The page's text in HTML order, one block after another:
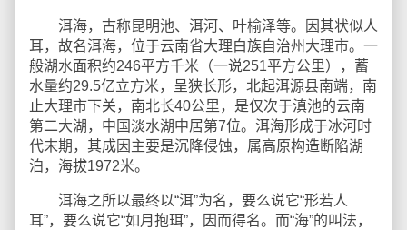
洱海，古称昆明池、洱河、叶榆泽等。因其状似人
耳，故名洱海，位于云南省大理白族自治州大理市。一
般湖水面积约246平方千米（一说251平方公里），蓄
水量约29.5亿立方米，呈狭长形，北起洱源县南端，南
止大理市下关，南北长40公里，是仅次于滇池的云南
第二大湖，中国淡水湖中居第7位。洱海形成于冰河时
代末期，其成因主要是沉降侵蚀，属高原构造断陷湖
泊，海拔1972米。
洱海之所以最终以“洱”为名，要么说它“形若人
耳”，要么说它“如月抱珥”，因而得名。而“海”的叫法，